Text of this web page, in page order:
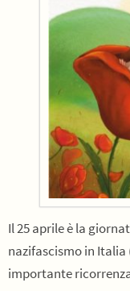
Il 25 aprile è la
nazifascismo in Italia
importante